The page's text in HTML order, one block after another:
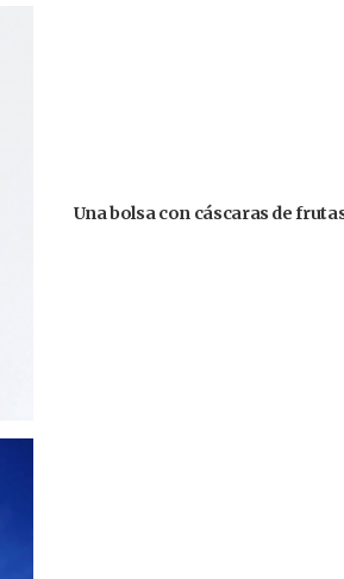
Una bolsa con cáscaras de